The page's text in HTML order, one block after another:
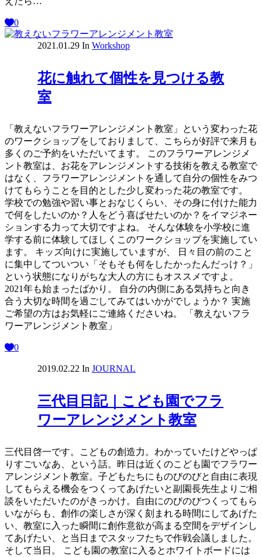
0
2021.01.29 In Workshop
花に触れて個性を見つける教
室
「教えないフラワーアレンジメント教室」という変わった花
のワークショップをしておりまして、こちらが好評で来月も
多くのご予約をいただいてます。 このフラワーアレンジメ
ント教室は、お花をアレンジメントする技術を教える教室で
はなく、フラワーアレンジメントを通して自分の個性をみつ
けてもらうことを目的とした少し変わった花の教室です。
学校での勉強や習い事とおなじくらい、その身に付けた能力
で何をしたいのか？人をどう喜ばせたいのか？をイマジネー
ションする力って大切ですよね。 そんな体験を小学校に進
学する前に体験してほしくこのワークショップを実施してい
ます。 キッズ向けに実施していますが、 日々目の前のこと
に集中してついつい「そもそも何をしたかったんだっけ？」
という状態になりがちな大人の方にもオススメですよ。
2021年も始まったばかり。 自分の内側にある気持ちと向き
合う大切な時間を過ごしてみてはいかがでしょうか？ 実施
ご希望の方はお気軽にご連絡くださいね。 「教えないフラ
ワーアレンジメント教室」
0
2019.02.22 In JOURNAL
三代目日記｜こども園でフラ
ワーアレンジメント教室
三代目啓一です。こどもの創造力。わかっていたけどやっぱ
りすごいなあ、という話。昨日は近くのこども園でフラワー
アレンジメント教室。子どもたちにものびのびと自由に表現
してもらえる機会をつくってあげたいと副園長先生よりご相
談をいただいたのがきっかけ。自由にのびのびつくってもら
いながらも、創作の楽しさが深く刻まれる時間にしてあげた
い、教室に入った瞬間に創作意欲が高まる空間をデザインし
てあげたい、と当日までスタッフたちで作戦会議しました。
そして当日。 こども園の教室に入るとホワイトボードには